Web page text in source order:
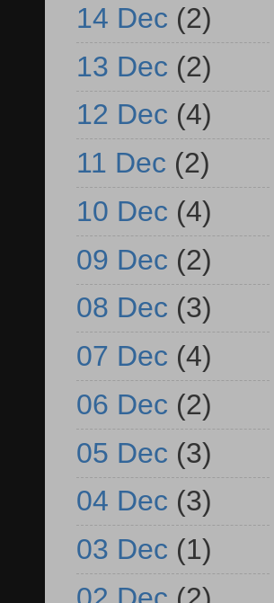
14 Dec (2)
13 Dec (2)
12 Dec (4)
11 Dec (2)
10 Dec (4)
09 Dec (2)
08 Dec (3)
07 Dec (4)
06 Dec (2)
05 Dec (3)
04 Dec (3)
03 Dec (1)